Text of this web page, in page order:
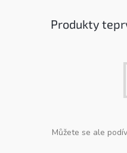
Produkty
Můžete se ale